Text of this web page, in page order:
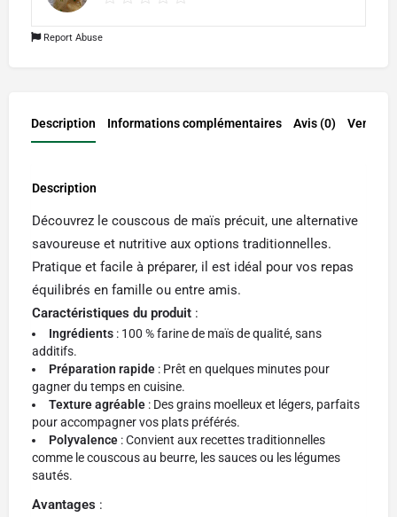
Report Abuse
Description Informations complémentaires Avis (0) Vendor
Description
Découvrez le couscous de maïs précuit, une alternative
savoureuse et nutritive aux options traditionnelles.
Pratique et facile à préparer, il est idéal pour vos repas
équilibrés en famille ou entre amis.
Caractéristiques du produit :
Ingrédients : 100 % farine de maïs de qualité, sans
additifs.
Préparation rapide : Prêt en quelques minutes pour
gagner du temps en cuisine.
Texture agréable : Des grains moelleux et légers, parfaits
pour accompagner vos plats préférés.
Polyvalence : Convient aux recettes traditionnelles
comme le couscous au beurre, les sauces ou les légumes
sautés.
Avantages :